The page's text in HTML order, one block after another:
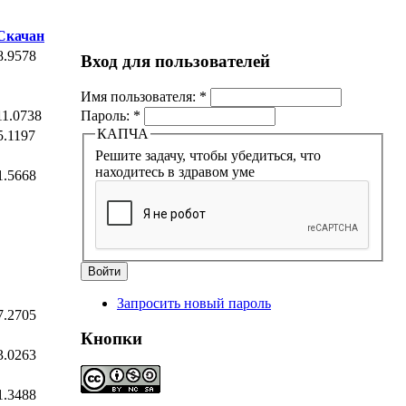
Вход для пользователей
Имя пользователя: *
Пароль: *
КАПЧА
Решите задачу, чтобы убедиться, что
находитесь в здравом уме
Запросить новый пароль
Кнопки